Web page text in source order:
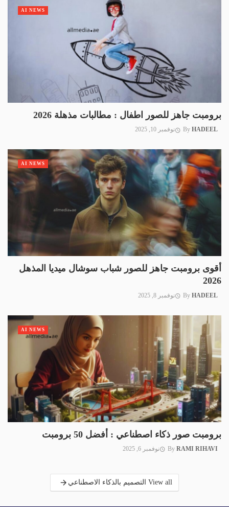
برومبت جاهز للصور اطفال : مطالبات مذهلة 2026
By HADEEL نوفمبر 10, 2025
AI NEWS
أقوى برومبت جاهز للصور شباب سوشال ميديا المذهل
2026
By HADEEL نوفمبر 8, 2025
AI NEWS
برومبت صور ذكاء اصطناعي : أفضل 50 برومبت
By RAMI RIHAVI نوفمبر 6, 2025
AI NEWS
View all التصميم بالذكاء الاصطناعي